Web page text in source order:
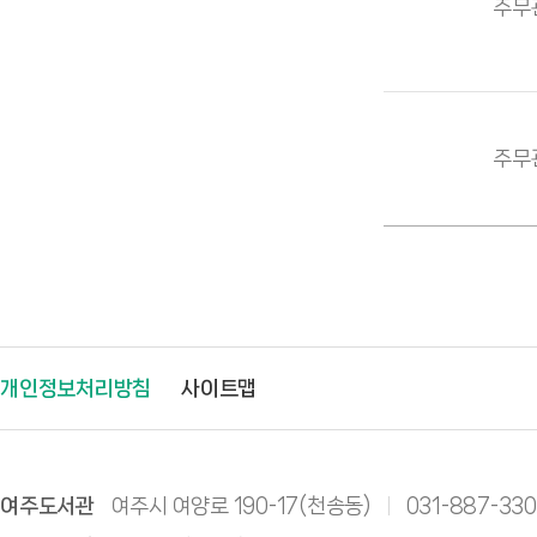
주무
주무
개인정보처리방침 사이트맵
여주도서관 여주시 여양로 190-17(천송동) 031-887-